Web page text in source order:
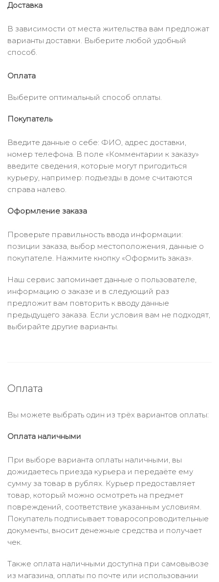
Доставка
В зависимости от места жительства вам предложат
варианты доставки. Выберите любой удобный
способ.
Оплата
Выберите оптимальный способ оплаты.
Покупатель
Введите данные о себе: ФИО, адрес доставки,
номер телефона. В поле «Комментарии к заказу»
введите сведения, которые могут пригодиться
курьеру, например: подъезды в доме считаются
справа налево.
Оформление заказа
Проверьте правильность ввода информации:
позиции заказа, выбор местоположения, данные о
покупателе. Нажмите кнопку «Оформить заказ».
Наш сервис запоминает данные о пользователе,
информацию о заказе и в следующий раз
предложит вам повторить к вводу данные
предыдущего заказа. Если условия вам не подходят,
выбирайте другие варианты.
Оплата
Вы можете выбрать один из трёх вариантов оплаты:
Оплата наличными
При выборе варианта оплаты наличными, вы
дожидаетесь приезда курьера и передаёте ему
сумму за товар в рублях. Курьер предоставляет
товар, который можно осмотреть на предмет
повреждений, соответствие указанным условиям.
Покупатель подписывает товаросопроводительные
документы, вносит денежные средства и получает
чек.
Также оплата наличными доступна при самовывозе
из магазина, оплаты по почте или использовании